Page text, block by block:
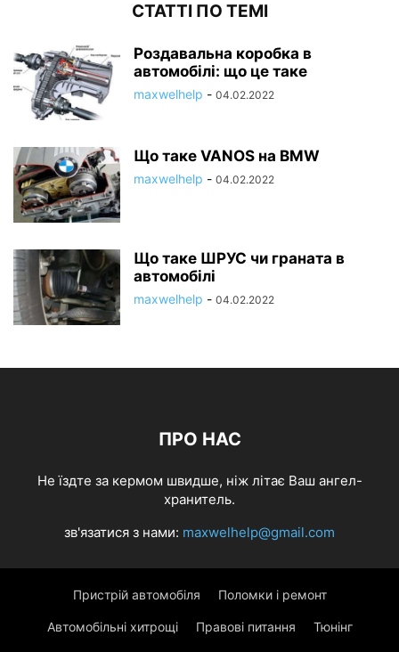
СТАТТІ ПО ТЕМІ
Роздавальна коробка в
автомобілі: що це таке
maxwelhelp - 04.02.2022
Що таке VANOS на BMW
maxwelhelp - 04.02.2022
Що таке ШРУС чи граната в
автомобілі
maxwelhelp - 04.02.2022
ПРО НАС
Не їздте за кермом швидше, ніж літає Ваш ангел-
хранитель.
зв'язатися з нами: maxwelhelp@gmail.com
Пристрій автомобіля Поломки і ремонт
Автомобільні хитрощі Правові питання Тюнінг